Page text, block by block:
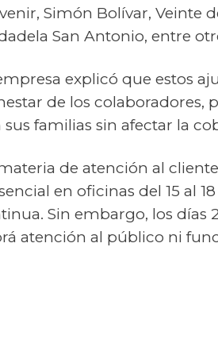
Simón Bolívar, Veinte
San Antonio, entre
explicó que estos
de los colaboradores,
sus familias sin afectar la
de atención al
en oficinas del 15 al
Sin embargo, los días
atención al público ni